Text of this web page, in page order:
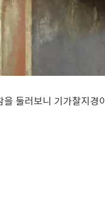
둘러보니 기가찰지경